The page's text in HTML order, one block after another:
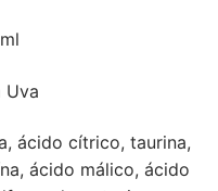
Uva
ácido cítrico, taurina,
ácido málico, ácido